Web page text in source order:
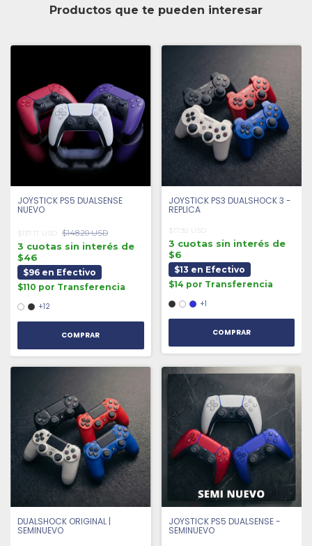
Productos que te pueden interesar
JOYSTICK PS5 DUALSENSE
NUEVO
$137.17 USD $148.20 USD
3 cuotas sin interés de
$46
$96 en Efectivo
$110 por Transferencia
+12
COMPRAR
JOYSTICK PS3 DUALSHOCK 3 -
REPLICA
$17.92 USD
3 cuotas sin interés de
$6
$13 en Efectivo
$14 por Transferencia
+1
COMPRAR
DUALSHOCK ORIGINAL |
SEMINUEVO
JOYSTICK PS5 DUALSENSE -
SEMINUEVO